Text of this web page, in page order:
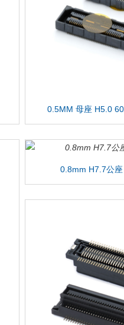
0.5MM 母座 H5.0
0.8mm H7.7公